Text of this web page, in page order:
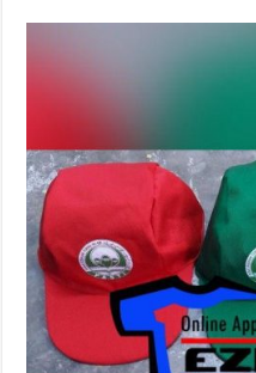
PASTI